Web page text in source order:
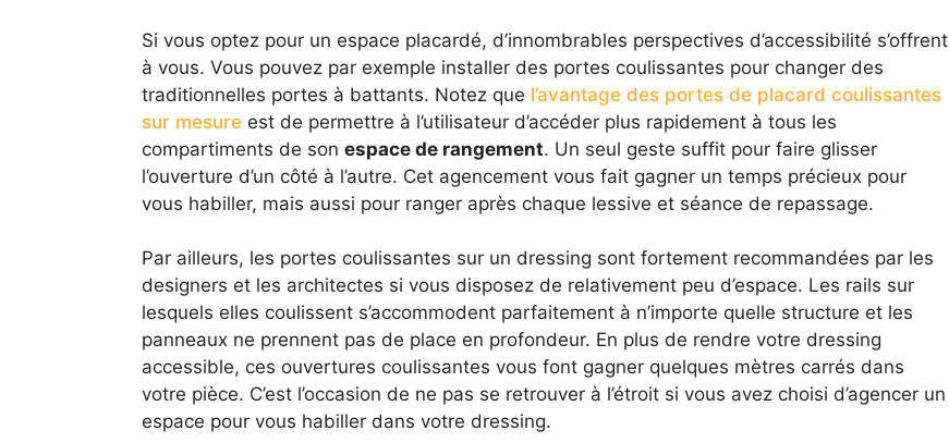
Si vous optez pour un espace placardé, d’innombrables perspectives d’accessibilité s’offrent
à vous. Vous pouvez par exemple installer des portes coulissantes pour changer des
traditionnelles portes à battants. Notez que l’avantage des portes de placard coulissantes
sur mesureest de permettre à l’utilisateur d’accéder plus rapidement à tous les
compartiments de son espace de rangement. Un seul geste suffit pour faire glisser
l’ouverture d’un côté à l’autre. Cet agencement vous fait gagner un temps précieux pour
vous habiller, mais aussi pour ranger après chaque lessive et séance de repassage.
Par ailleurs, les portes coulissantes sur un dressing sont fortement recommandées par les
designers et les architectes si vous disposez de relativement peu d’espace. Les rails sur
lesquels elles coulissent s’accommodent parfaitement à n’importe quelle structure et les
panneaux ne prennent pas de place en profondeur. En plus de rendre votre dressing
accessible, ces ouvertures coulissantes vous font gagner quelques mètres carrés dans
votre pièce. C’est l’occasion de ne pas se retrouver à l’étroit si vous avez choisi d’agencer un
espace pour vous habiller dans votre dressing.